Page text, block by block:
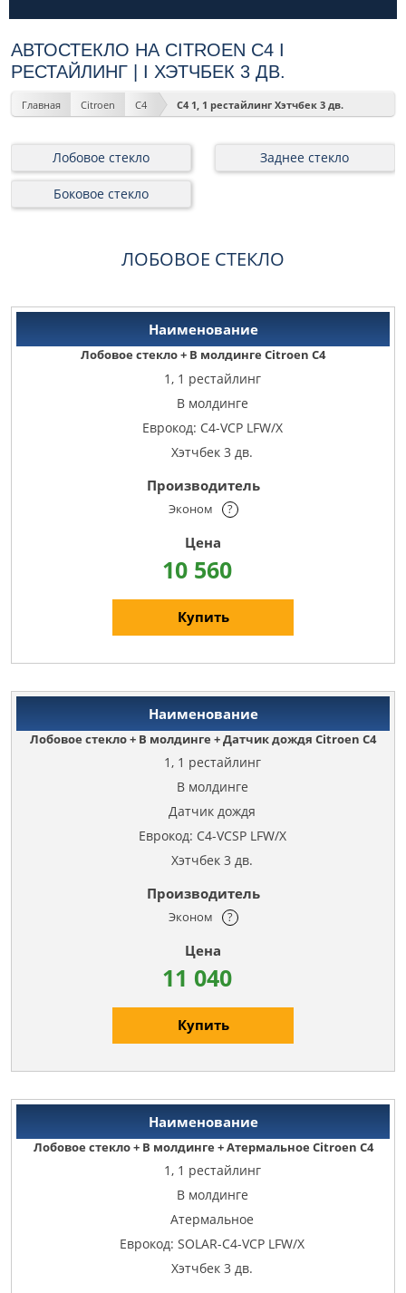
АВТОСТЕКЛО НА CITROEN C4 I
РЕСТАЙЛИНГ | I ХЭТЧБЕК 3 ДВ.
Главная Citroen C4 C4 1, 1 рестайлинг Хэтчбек 3 дв.
Лобовое стекло Заднее стекло
Боковое стекло
ЛОБОВОЕ СТЕКЛО
Лобовое стекло + В молдинге Citroen C4
1, 1 рестайлинг
В молдинге
Еврокод: C4-VCP LFW/X
Хэтчбек 3 дв.
Эконом ?
10 560
Купить
Лобовое стекло + В молдинге + Датчик дождя Citroen C4
1, 1 рестайлинг
В молдинге
Датчик дождя
Еврокод: C4-VCSP LFW/X
Хэтчбек 3 дв.
Эконом ?
11 040
Купить
Лобовое стекло + В молдинге + Атермальное Citroen C4
1, 1 рестайлинг
В молдинге
Атермальное
Еврокод: SOLAR-C4-VCP LFW/X
Хэтчбек 3 дв.